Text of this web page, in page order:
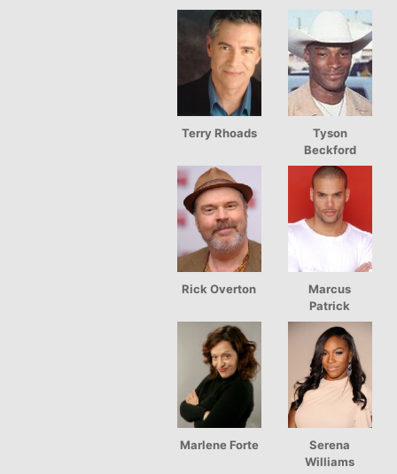
Terry Rhoads
Tyson
Beckford
Rick Overton
Marcus
Patrick
Marlene Forte
Serena
Williams